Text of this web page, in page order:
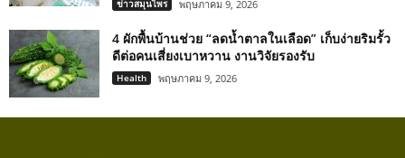
ข่าวสมุนไพร พฤษภาคม 9, 2026
4 ผักพื้นบ้านช่วย “ลดน้ำตาลในเลือด” เก็บง่ายริมรั้ว
ดีต่อคนเสี่ยงเบาหวาน งานวิจัยรองรับ
Health พฤษภาคม 9, 2026